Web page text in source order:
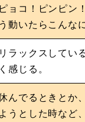
ョコ！ピンピン
動いたらこんな
ラックスしてい
感じる。
んでるときとか
うとした時など